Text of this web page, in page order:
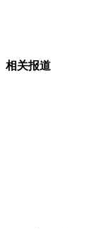
相关报道